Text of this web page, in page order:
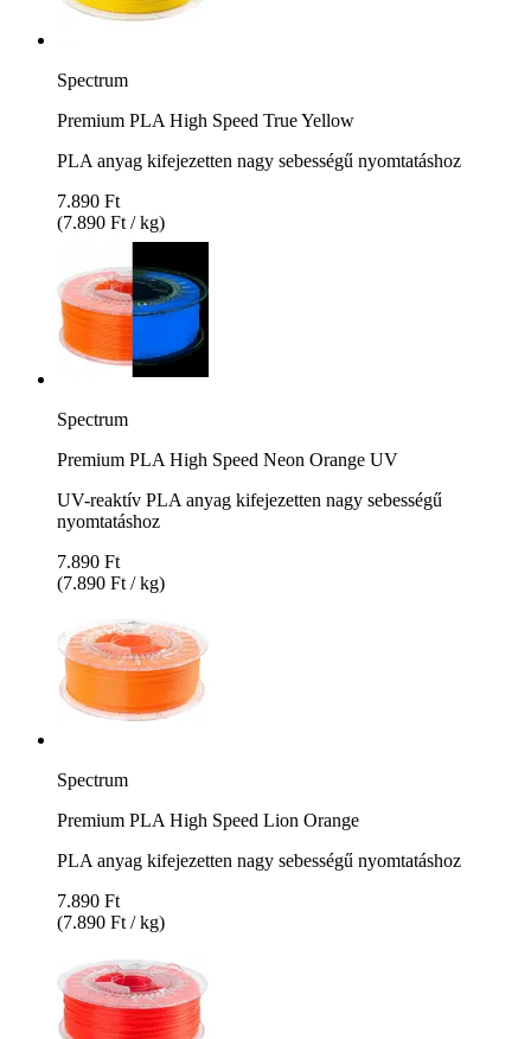
Spectrum
Premium PLA High Speed True Yellow
PLA anyag kifejezetten nagy sebességű nyomtatáshoz
7.890 Ft
(7.890 Ft / kg)
Spectrum
Premium PLA High Speed Neon Orange UV
UV-reaktív PLA anyag kifejezetten nagy sebességű
nyomtatáshoz
7.890 Ft
(7.890 Ft / kg)
Spectrum
Premium PLA High Speed Lion Orange
PLA anyag kifejezetten nagy sebességű nyomtatáshoz
7.890 Ft
(7.890 Ft / kg)